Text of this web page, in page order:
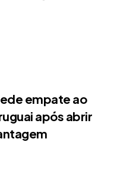
empate ao
após abrir